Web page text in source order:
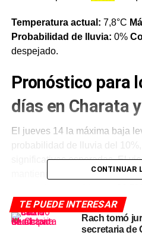
Temperatura actual: 7,8°C
Probabilidad de lluvia: 0%
despejado.
Pronóstico para
días en Charata
El jueves 14 la máxima baja
probabilidad de lluvia del
significativas esperadas. El
mantiene despejado con
probabilidad de lluvias.
El panorama cambia hacia el
CONTINUAR
TE PUEDE INTERESAR
Rach tomó
secretaria de